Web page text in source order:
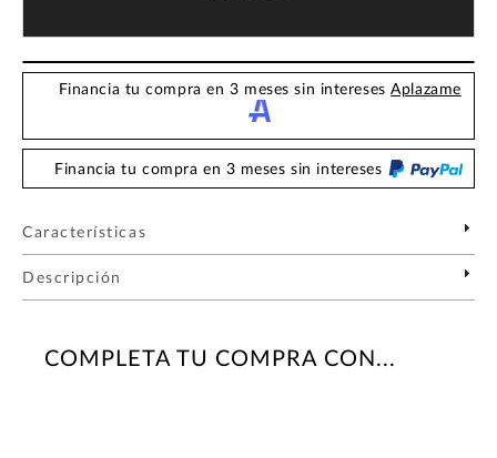
Financia tu compra en 3 meses sin interesesAplazame
Financia tu compra en 3 meses sin intereses
Características
Descripción
COMPLETA TU COMPRA CON...